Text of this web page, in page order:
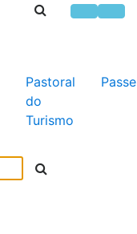
Pastoral
do
Turismo